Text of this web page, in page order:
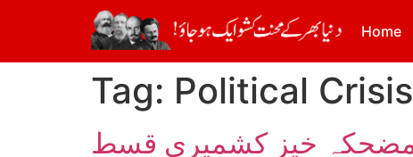
Home
Tag: Political Crisis